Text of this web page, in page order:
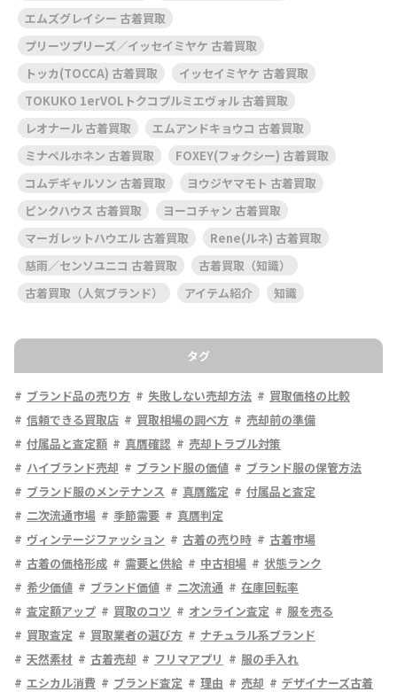
エムズグレイシー 古着買取
プリーツプリーズ／イッセイミヤケ 古着買取
トッカ(TOCCA) 古着買取
イッセイミヤケ 古着買取
TOKUKO 1erVOLトクコプルミエヴォル 古着買取
レオナール 古着買取
エムアンドキョウコ 古着買取
ミナペルホネン 古着買取
FOXEY(フォクシー) 古着買取
コムデギャルソン 古着買取
ヨウジヤマモト 古着買取
ピンクハウス 古着買取
ヨーコチャン 古着買取
マーガレットハウエル 古着買取
Rene(ルネ) 古着買取
慈雨／センソユニコ 古着買取
古着買取（知識）
古着買取（人気ブランド）
アイテム紹介 知識
タグ
ブランド品の売り方 失敗しない売却方法
買取価格の比較
信頼できる買取店
買取相場の調べ方
売却前の準備
付属品と査定額
真贋確認
売却トラブル対策
ハイブランド売却
ブランド服の価値
ブランド服の保管方法
ブランド服のメンテナンス
真贋鑑定
付属品と査定
二次流通市場
季節需要
真贋判定
ヴィンテージファッション
古着の売り時
古着市場
古着の価格形成
需要と供給 中古相場
状態ランク
希少価値
ブランド価値 二次流通
在庫回転率
査定額アップ
買取のコツ オンライン査定
服を売る
買取査定
買取業者の選び方
ナチュラル系ブランド
天然素材
古着売却 フリマアプリ
服の手入れ
エシカル消費
ブランド査定 理由 売却
デザイナーズ古着